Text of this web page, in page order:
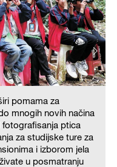
pomama za
mnogih novih načina
ptica
za studijske ture za
i izborom jela
u posmatranju